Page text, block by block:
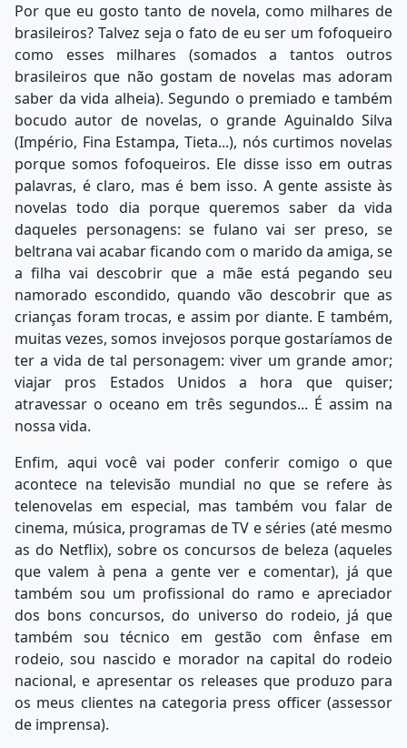
Por que eu gosto tanto de novela, como milhares de
brasileiros? Talvez seja o fato de eu ser um fofoqueiro
como esses milhares (somados a tantos outros
brasileiros que não gostam de novelas mas adoram
saber da vida alheia). Segundo o premiado e também
bocudo autor de novelas, o grande Aguinaldo Silva
(Império, Fina Estampa, Tieta...), nós curtimos novelas
porque somos fofoqueiros. Ele disse isso em outras
palavras, é claro, mas é bem isso. A gente assiste às
novelas todo dia porque queremos saber da vida
daqueles personagens: se fulano vai ser preso, se
beltrana vai acabar ficando com o marido da amiga, se
a filha vai descobrir que a mãe está pegando seu
namorado escondido, quando vão descobrir que as
crianças foram trocas, e assim por diante. E também,
muitas vezes, somos invejosos porque gostaríamos de
ter a vida de tal personagem: viver um grande amor;
viajar pros Estados Unidos a hora que quiser;
atravessar o oceano em três segundos... É assim na
nossa vida.
Enfim, aqui você vai poder conferir comigo o que
acontece na televisão mundial no que se refere às
telenovelas em especial, mas também vou falar de
cinema, música, programas de TV e séries (até mesmo
as do Netflix), sobre os concursos de beleza (aqueles
que valem à pena a gente ver e comentar), já que
também sou um profissional do ramo e apreciador
dos bons concursos, do universo do rodeio, já que
também sou técnico em gestão com ênfase em
rodeio, sou nascido e morador na capital do rodeio
nacional, e apresentar os releases que produzo para
os meus clientes na categoria press officer (assessor
de imprensa).